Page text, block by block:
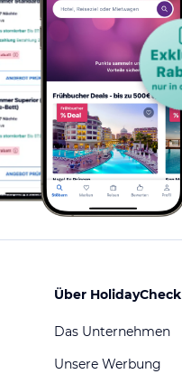
Über HolidayCheck
Das Unternehmen
Unsere Werbung